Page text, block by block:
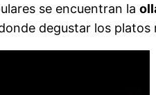
se encuentran la
degustar los platos